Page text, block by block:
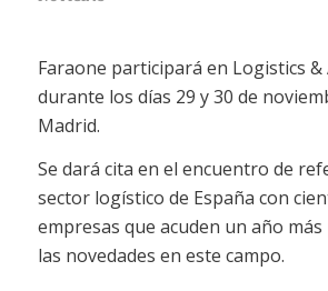
Faraone participará en Logistics
durante los días 29 y 30 de
Madrid.
Se dará cita en el encuentro de
sector logístico de España con
empresas que acuden un año
las novedades en este campo.